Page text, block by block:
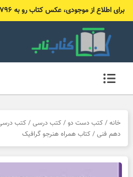
برای اطلاع از موجودی، عکس کتاب رو به ۰۹۱۹۹۸۱۴۷۹۶ (بله یا ایتا) بفرست
خانه / کتب دست دو / کتب درسی / کتب
دهم فنی / کتاب همراه هنرجو گرافیک